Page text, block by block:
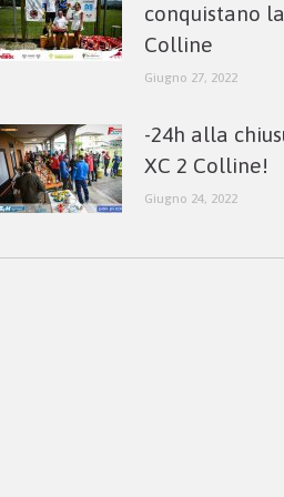
conquistano
Colline
Giugno 27, 2022
-24h alla
XC 2 Colline!
Giugno 24, 2022